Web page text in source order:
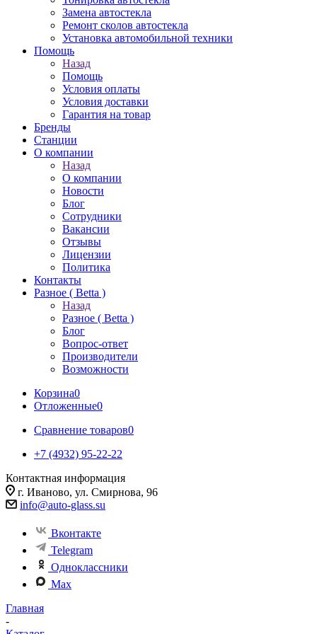
Замена автостекла
Ремонт сколов автостекла
Установка автомобильной техники
Помощь
Назад
Помощь
Условия оплаты
Условия доставки
Гарантия на товар
Бренды
Станции
О компании
Назад
О компании
Новости
Блог
Сотрудники
Вакансии
Отзывы
Лицензии
Политика
Контакты
Разное ( Betta )
Назад
Разное ( Betta )
Блог
Вопрос-ответ
Производители
Возможности
Корзина0
Отложенные0
Сравнение товаров0
+7 (4932) 95-22-22
Контактная информация
г. Иваново, ул. Смирнова, 96
info@auto-glass.su
Вконтакте
Telegram
Одноклассники
Max
Главная
-